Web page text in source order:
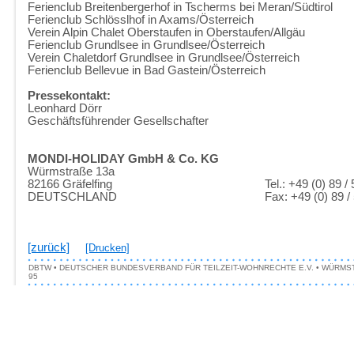
Ferienclub Breitenbergerhof in Tscherms bei Meran/Südtirol
Ferienclub Schlösslhof in Axams/Österreich
Verein Alpin Chalet Oberstaufen in Oberstaufen/Allgäu
Ferienclub Grundlsee in Grundlsee/Österreich
Verein Chaletdorf Grundlsee in Grundlsee/Österreich
Ferienclub Bellevue in Bad Gastein/Österreich
Pressekontakt:
Leonhard Dörr
Geschäftsführender Gesellschafter
MONDI-HOLIDAY GmbH & Co. KG
Würmstraße 13a
82166 Gräfelfing
DEUTSCHLAND
[zurück] [Drucken]
Tel.: +49 (0) 89 /
Fax: +49 (0) 89 /
DBTW • DEUTSCHER BUNDESVERBAND FÜR TEILZEIT-WOHNRECHTE E.V. •
5